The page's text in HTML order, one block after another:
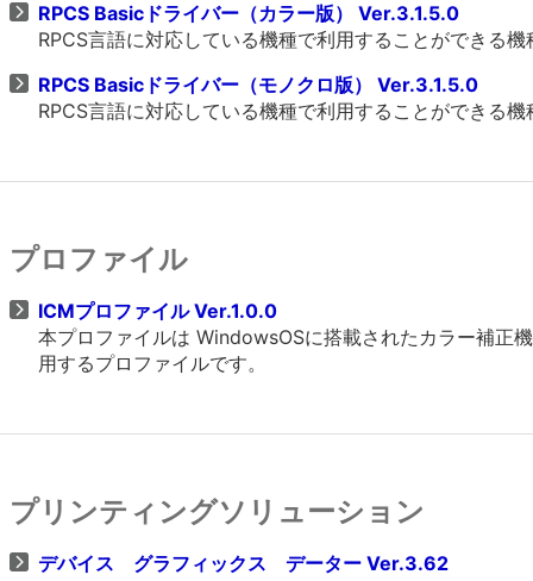
RPCS Basicドライバー（カラー版） Ver.3.1.5.0
RPCS言語に対応している機種で利用することができる
RPCS Basicドライバー（モノクロ版） Ver.3.1.5.0
RPCS言語に対応している機種で利用することができる
プロファイル
ICMプロファイル Ver.1.0.0
本プロファイルは WindowsOSに搭載されたカラー補正
用するプロファイルです。
プリンティングソリューション
デバイス グラフィックス データー Ver.3.62